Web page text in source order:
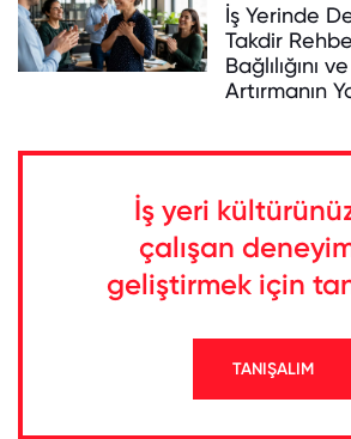
İş Yerinde
Takdir
Bağlılığını
Artırmanın
İş yeri
çalışan
geliştirmek için
TANIŞALIM